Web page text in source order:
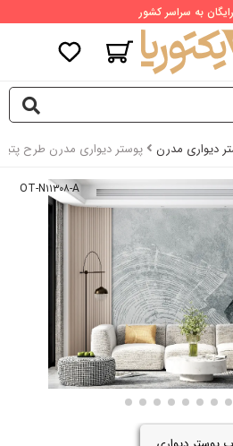
به سراسر کشور
دیواری مدرن پوستر دیواری مدرن طرح
OT-N۱۱۳۰۸-A